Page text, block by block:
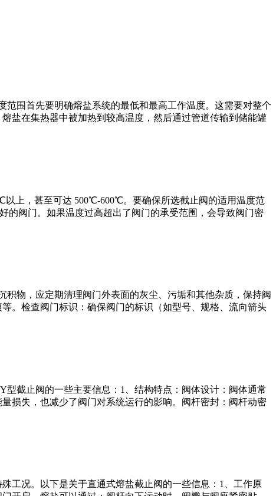
围首先要明确熔盐系统的最低和最高工作温度。这需要对整个
盐在集热器中被加热到较高温度，然后通过管道传输到储能罐
以上，甚至可达 500℃-600℃。要确保所选截止阀的适用温度范
的阀门。如果温度过高超出了阀门的承受范围，会导致阀门密
物，应定期清理阀门外表面的灰尘、污垢和其他杂质，保持阀
。检查阀门标识：确保阀门的标识（如型号、规格、流向箭头
截止阀的一些主要信息：1、结构特点：阀体设计：阀体通常
损失，也减少了阀门对系统运行的影响。阀杆密封：阀杆动密
工况。以下是关于直通式熔盐截止阀的一些信息：1、工作原